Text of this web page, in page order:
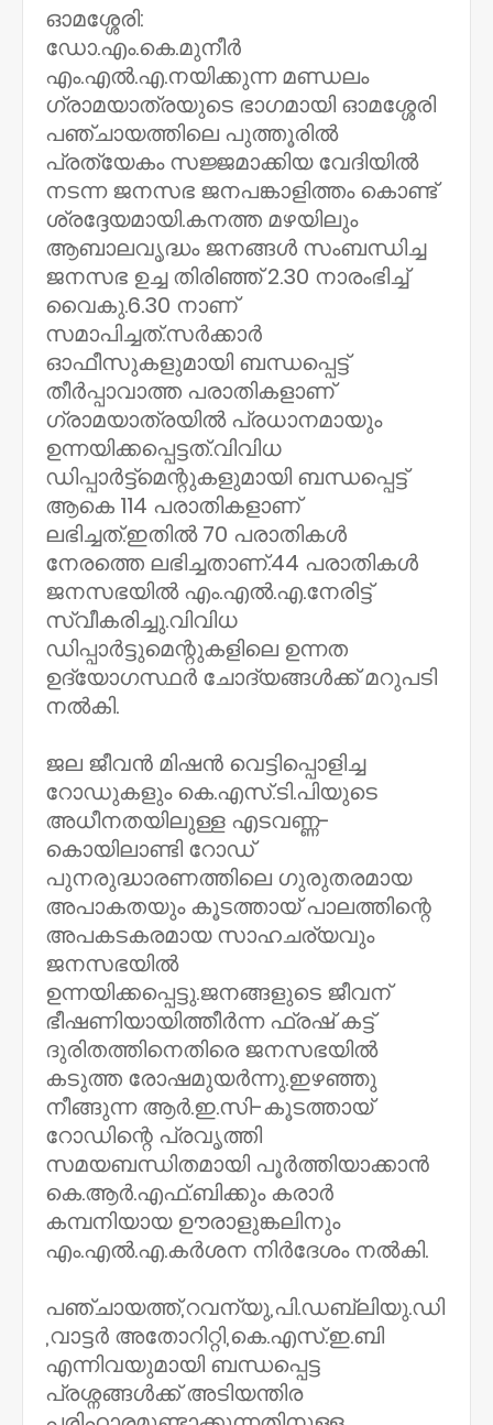
ഓമശ്ശേരി:
ഡോ.എം.കെ.മുനീർ
എം.എൽ.എ.നയിക്കുന്ന മണ്ഡലം
ഗ്രാമയാത്രയുടെ ഭാഗമായി ഓമശ്ശേരി
പഞ്ചായത്തിലെ പുത്തൂരിൽ
പ്രത്യേകം സജ്ജമാക്കിയ വേദിയിൽ
നടന്ന ജനസഭ ജനപങ്കാളിത്തം കൊണ്ട്‌
ശ്രദ്ദേയമായി.കനത്ത മഴയിലും
ആബാലവൃദ്ധം ജനങ്ങൾ സംബന്ധിച്ച
ജനസഭ ഉച്ച തിരിഞ്ഞ്‌ 2.30 നാരംഭിച്ച്‌
വൈകു.6.30 നാണ്‌
സമാപിച്ചത്‌.സർക്കാർ
ഓഫീസുകളുമായി ബന്ധപ്പെട്ട്‌
തീർപ്പാവാത്ത പരാതികളാണ്‌
ഗ്രാമയാത്രയിൽ പ്രധാനമായും
ഉന്നയിക്കപ്പെട്ടത്‌.വിവിധ
ഡിപ്പാർട്ട്മെന്റുകളുമായി ബന്ധപ്പെട്ട്‌
ആകെ 114 പരാതികളാണ്‌
ലഭിച്ചത്‌.ഇതിൽ 70 പരാതികൾ
നേരത്തെ ലഭിച്ചതാണ്‌.44 പരാതികൾ
ജനസഭയിൽ എം.എൽ.എ.നേരിട്ട്‌
സ്വീകരിച്ചു.വിവിധ
ഡിപ്പാർട്ടുമെന്റുകളിലെ ഉന്നത
ഉദ്യോഗസ്ഥർ ചോദ്യങ്ങൾക്ക്‌ മറുപടി
നൽകി.
ജല ജീവൻ മിഷൻ വെട്ടിപ്പൊളിച്ച
റോഡുകളും കെ.എസ്‌.ടി.പിയുടെ
അധീനതയിലുള്ള എടവണ്ണ-
കൊയിലാണ്ടി റോഡ്‌
പുനരുദ്ധാരണത്തിലെ ഗുരുതരമായ
അപാകതയും കൂടത്തായ്‌ പാലത്തിന്റെ
അപകടകരമായ സാഹചര്യവും
ജനസഭയിൽ
ഉന്നയിക്കപ്പെട്ടു.ജനങ്ങളുടെ ജീവന്‌
ഭീഷണിയായിത്തീർന്ന ഫ്രഷ്‌ കട്ട്‌
ദുരിതത്തിനെതിരെ ജനസഭയിൽ
കടുത്ത രോഷമുയർന്നു.ഇഴഞ്ഞു
നീങ്ങുന്ന ആർ.ഇ.സി-കൂടത്തായ്‌
റോഡിന്റെ പ്രവൃത്തി
സമയബന്ധിതമായി പൂർത്തിയാക്കാൻ
കെ.ആർ.എഫ്‌.ബിക്കും കരാർ
കമ്പനിയായ ഊരാളുങ്കലിനും
എം.എൽ.എ.കർശന നിർദേശം നൽകി.
പഞ്ചായത്ത്‌,റവന്യു,പി.ഡബ്ലിയു.ഡി
,വാട്ടർ അതോറിറ്റി,കെ.എസ്‌.ഇ.ബി
എന്നിവയുമായി ബന്ധപ്പെട്ട
പ്രശ്നങ്ങൾക്ക്‌ അടിയന്തിര